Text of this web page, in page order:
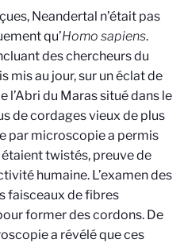
Neandertal n’était pas
qu’Homo sapiens.
des chercheurs du
mis au jour, sur un éclat de
l’Abri du Maras situé dans le
de cordages vieux de plus
par microscopie a permis
twistés, preuve de
humaine. L’examen des
faisceaux de fibres
former des cordons. De
a révélé que ces